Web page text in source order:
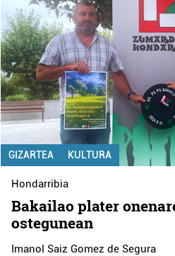
GIZARTEA KULTURA
Hondarribia
Bakailao plater
ostegunean
Imanol Saiz Gomez de Segura